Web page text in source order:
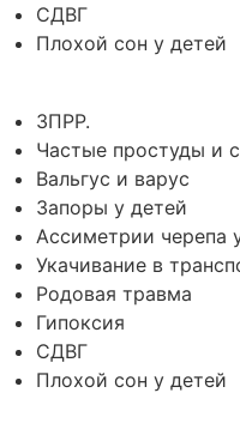
СДВГ
Плохой сон у детей
ЗПРР.
Частые простуды и
Вальгус и варус
Запоры у детей
Ассиметрии черепа
Укачивание в
Родовая травма
Гипоксия
СДВГ
Плохой сон у детей